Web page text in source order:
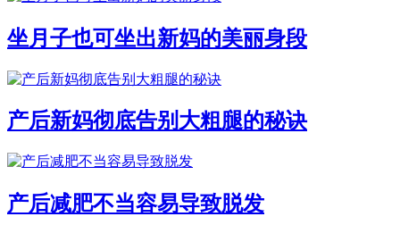
坐月子也可坐出新妈的美丽身段
产后新妈彻底告别大粗腿的秘诀
产后减肥不当容易导致脱发